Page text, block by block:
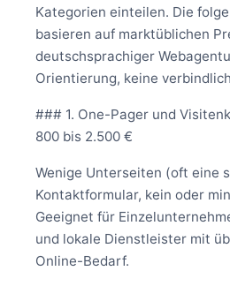
Kategorien einteilen. Die
basieren auf marktüblichen
deutschsprachiger
Orientierung, keine
### 1. One-Pager und
800 bis 2.500 €
Wenige Unterseiten (oft eine
Kontaktformular, kein oder
Geeignet für
und lokale Dienstleister mit
Online-Bedarf.